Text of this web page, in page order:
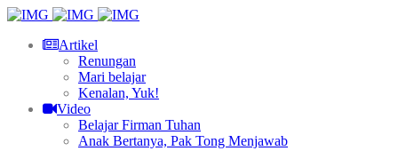
Artikel
Renungan
Mari belajar
Kenalan, Yuk!
Video
Belajar Firman Tuhan
Anak Bertanya, Pak Tong Menjawab